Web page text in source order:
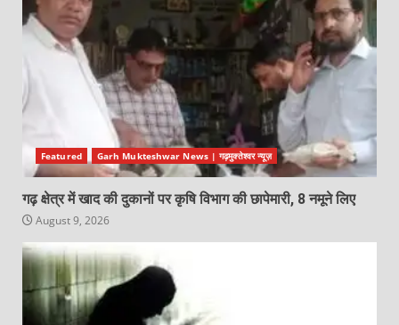
Featured Garh Mukteshwar News | गढ़मुक्तेश्वर न्यूज़
गढ़ क्षेत्र में खाद की दुकानों पर कृषि विभाग की छापेमारी, 8 नमूने लिए
August 9, 2026